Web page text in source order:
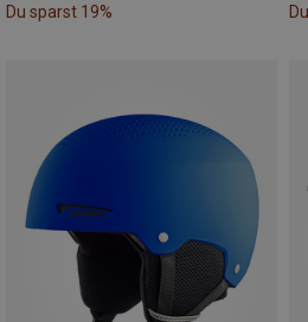
Du sparst 19%